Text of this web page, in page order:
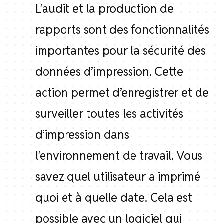
L’audit et la production de
rapports sont des fonctionnalités
importantes pour la sécurité des
données d’impression. Cette
action permet d’enregistrer et de
surveiller toutes les activités
d’impression dans
l’environnement de travail. Vous
savez quel utilisateur a imprimé
quoi et à quelle date. Cela est
possible avec un logiciel qui